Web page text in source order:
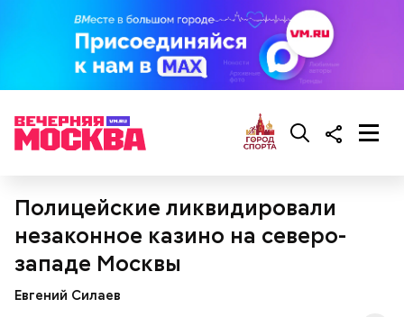
Полицейские ликвидировали
незаконное казино на северо-
западе Москвы
Евгений Силаев
Примечательно и то, что 12 детей, которые
имеют инвалидность.
После того как глава группировки был пойман,
«Параграф-88» объявил о самороспуске, сообщили
в «Осторожно, Media».